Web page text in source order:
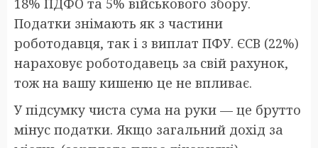
18% ПДФО та 5% військового збору.
Податки знімають як з частини
роботодавця, так і з виплат ПФУ. ЄСВ (22%)
нараховує роботодавець за свій рахунок,
тож на вашу кишеню це не впливає.
У підсумку чиста сума на руки — це брутто
мінус податки. Якщо загальний дохід за